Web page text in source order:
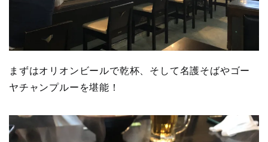
まずはオリオンビールで乾杯、そして名護そばやゴー
ヤチャンプルーを堪能！